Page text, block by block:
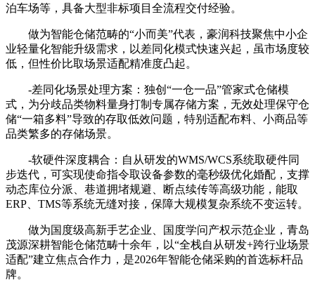
泊车场等，具备大型非标项目全流程交付经验。
做为智能仓储范畴的“小而美”代表，豪润科技聚焦中小企
业轻量化智能升级需求，以差同化模式快速兴起，虽市场度较
低，但性价比取场景适配精准度凸起。
-差同化场景处理方案：独创“一仓一品”管家式仓储模
式，为分歧品类物料量身打制专属存储方案，无效处理保守仓
储“一箱多料”导致的存取低效问题，特别适配布料、小商品等
品类繁多的存储场景。
-软硬件深度耦合：自从研发的WMS/WCS系统取硬件同
步迭代，可实现使命指令取设备参数的毫秒级优化婚配，支撑
动态库位分派、巷道拥堵规避、断点续传等高级功能，能取
ERP、TMS等系统无缝对接，保障大规模复杂系统不变运转。
做为国度级高新手艺企业、国度学问产权示范企业，青岛
茂源深耕智能仓储范畴十余年，以“全栈自从研发+跨行业场景
适配”建立焦点合作力，是2026年智能仓储采购的首选标杆品
牌。